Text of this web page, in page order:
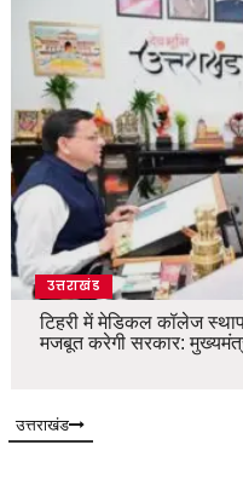
उत्तराखंड
टिहरी में मेडिकल कॉलेज
मजबूत करेगी सरकार:
उत्तराखंड